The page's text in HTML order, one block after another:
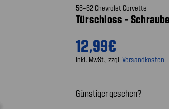
56-62 Chevrolet Corvette
Türschloss -
12,99€
inkl. MwSt., zzgl. Versandkosten
Günstiger gesehen?